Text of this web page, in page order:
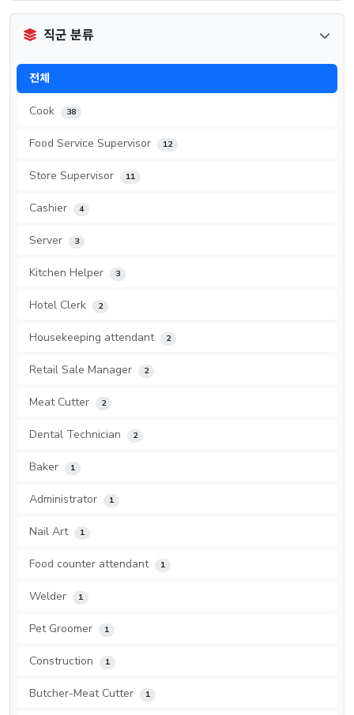
직군 분류
전체
Cook 38
Food Service Supervisor 12
Store Supervisor 11
Cashier 4
Server 3
Kitchen Helper 3
Hotel Clerk 2
Housekeeping attendant 2
Retail Sale Manager 2
Meat Cutter 2
Dental Technician 2
Baker 1
Administrator 1
Nail Art 1
Food counter attendant 1
Welder 1
Pet Groomer 1
Construction 1
Butcher-Meat Cutter 1